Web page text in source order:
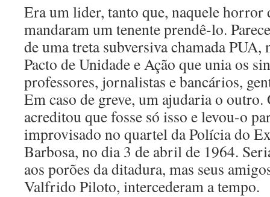
Era um lider, tanto que, naquele horror
mandaram um tenente prendê-lo.
de uma treta subversiva chamada PUA,
Pacto de Unidade e Ação que unia os
professores, jornalistas e bancários,
Em caso de greve, um ajudaria o outro.
acreditou que fosse só isso e levou-o
improvisado no quartel da Polícia do
Barbosa, no dia 3 de abril de 1964.
aos porões da ditadura, mas seus
Valfrido Piloto, intercederam a tempo.